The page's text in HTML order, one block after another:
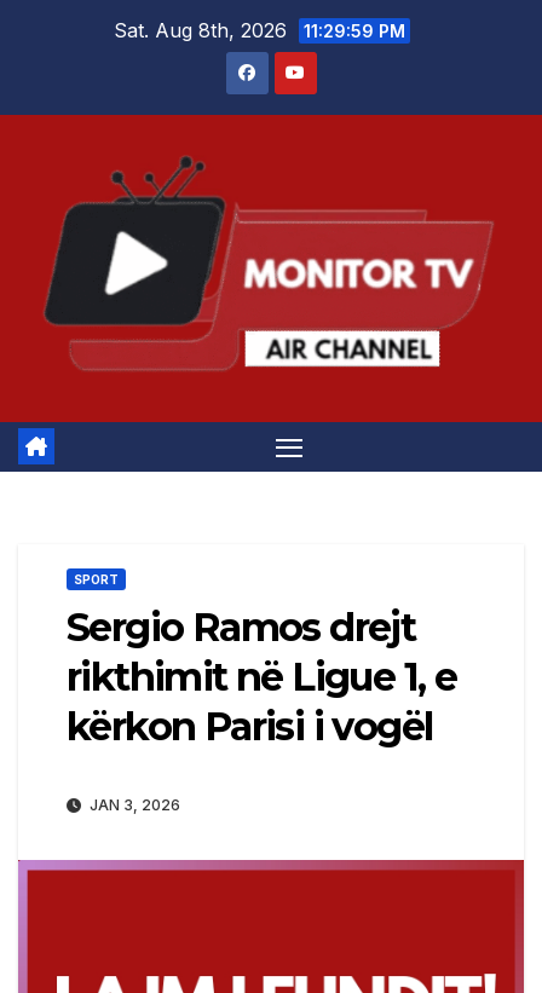
Sat. Aug 8th, 2026 11:30:00 PM
SPORT
Sergio Ramos drejt
rikthimit në Ligue 1, e
kërkon Parisi i vogël
JAN 3, 2026